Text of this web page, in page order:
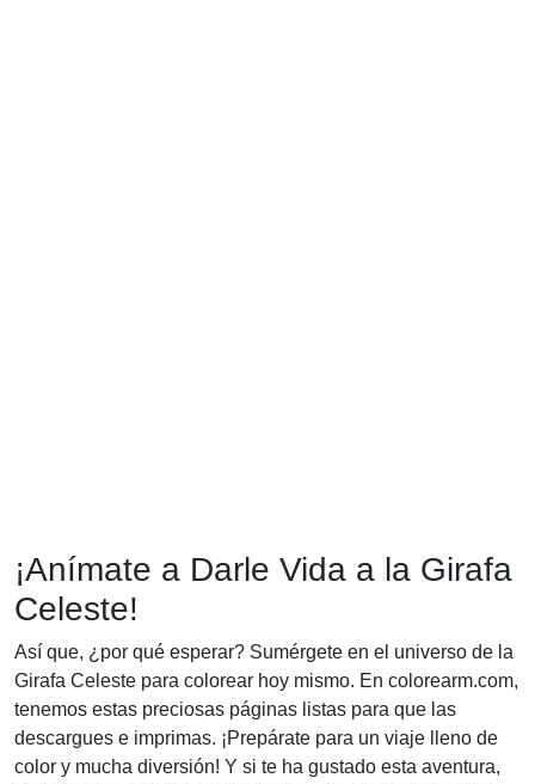
¡Anímate a Darle Vida a la Girafa
Celeste!
Así que, ¿por qué esperar? Sumérgete en el universo de la
Girafa Celeste para colorear hoy mismo. En colorearm.com,
tenemos estas preciosas páginas listas para que las
descargues e imprimas. ¡Prepárate para un viaje lleno de
color y mucha diversión! Y si te ha gustado esta aventura,